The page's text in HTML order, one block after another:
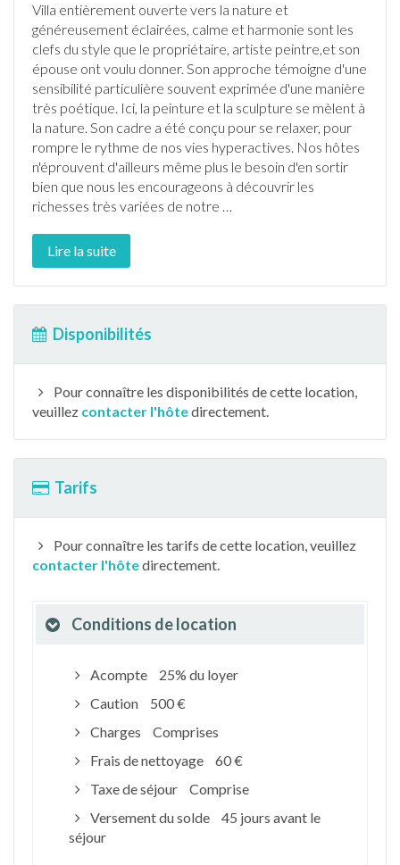
Villa entièrement ouverte vers la nature et
généreusement éclairées, calme et harmonie sont les
clefs du style que le propriétaire, artiste peintre,et son
épouse ont voulu donner. Son approche témoigne d'une
sensibilité particulière souvent exprimée d'une manière
très poétique. Ici, la peinture et la sculpture se mèlent à
la nature. Son cadre a été conçu pour se relaxer, pour
rompre le rythme de nos vies hyperactives. Nos hôtes
n'éprouvent d'ailleurs même plus le besoin d'en sortir
bien que nous les encourageons à découvrir les
richesses très variées de notre …
Lire la suite
Disponibilités
Pour connaître les disponibilités de cette location,
veuillez contacter l'hôtedirectement.
Tarifs
Pour connaître les tarifs de cette location, veuillez
contacter l'hôtedirectement.
Conditions de location
Acompte
25% du loyer
Caution
500 €
Charges
Comprises
Frais de nettoyage
60 €
Taxe de séjour
Comprise
Versement du solde
45 jours avant le
séjour